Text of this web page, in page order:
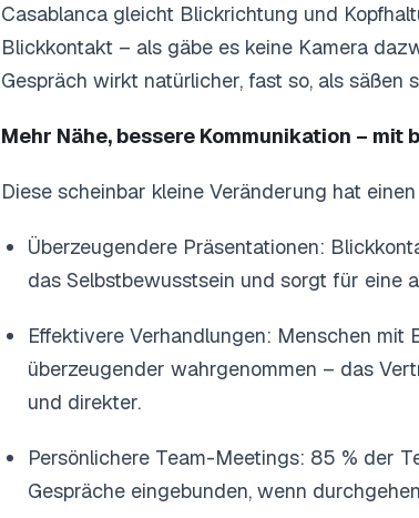
Casablanca gleicht Blickrichtung und
Blickkontakt – als gäbe es keine Kamera
Gespräch wirkt natürlicher, fast so, als
Mehr Nähe, bessere Kommunikation – mit
Diese scheinbar kleine Veränderung hat
Überzeugendere Präsentationen:
das Selbstbewusstsein und sorgt für eine
Effektivere Verhandlungen: Menschen
überzeugender wahrgenommen – das
und direkter.
Persönlichere Team-Meetings: 85 % der
Gespräche eingebunden, wenn